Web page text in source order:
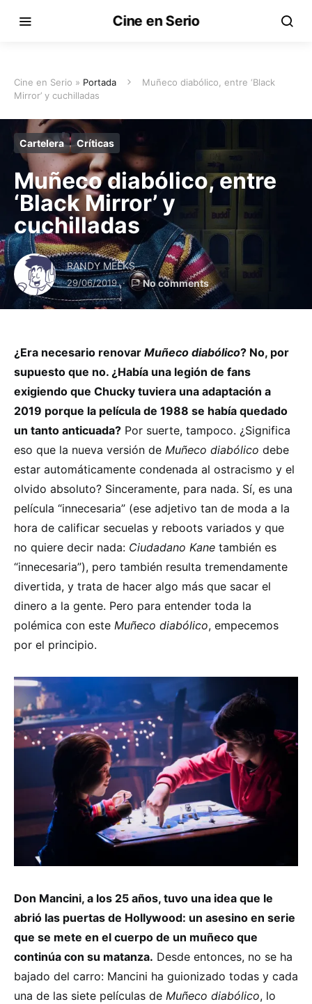
Cine en Serio
Cine en Serio » Portada
Muñeco diabólico, entre ‘Black
Mirror’ y cuchilladas
Cartelera Críticas
Muñeco diabólico, entre
‘Black Mirror’ y
cuchilladas
RANDY MEEKS
29/06/2019 No comments
¿Era necesario renovar Muñeco diabólico? No, por
supuesto que no. ¿Había una legión de fans
exigiendo que Chucky tuviera una adaptación a
2019 porque la película de 1988 se había quedado
un tanto anticuada? Por suerte, tampoco. ¿Significa
eso que la nueva versión de Muñeco diabólico debe
estar automáticamente condenada al ostracismo y el
olvido absoluto? Sinceramente, para nada. Sí, es una
película “innecesaria” (ese adjetivo tan de moda a la
hora de calificar secuelas y reboots variados y que
no quiere decir nada: Ciudadano Kane también es
“innecesaria”), pero también resulta tremendamente
divertida, y trata de hacer algo más que sacar el
dinero a la gente. Pero para entender toda la
polémica con este Muñeco diabólico, empecemos
por el principio.
Don Mancini, a los 25 años, tuvo una idea que le
abrió las puertas de Hollywood: un asesino en serie
que se mete en el cuerpo de un muñeco que
continúa con su matanza. Desde entonces, no se ha
bajado del carro: Mancini ha guionizado todas y cada
una de las siete películas de Muñeco diabólico, lo